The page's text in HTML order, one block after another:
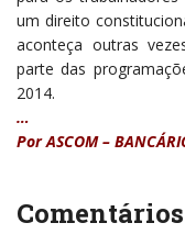
um direito
aconteça outras
parte das
2014.
…
Por ASCOM –
Comentários